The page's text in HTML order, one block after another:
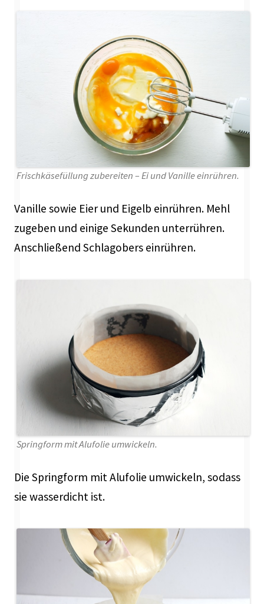
Frischkäsefüllung zubereiten – Ei und Vanille einrühren.
Vanille sowie Eier und Eigelb einrühren. Mehl
zugeben und einige Sekunden unterrühren.
Anschließend Schlagobers einrühren.
Springform mit Alufolie umwickeln.
Die Springform mit Alufolie umwickeln, sodass
sie wasserdicht ist.